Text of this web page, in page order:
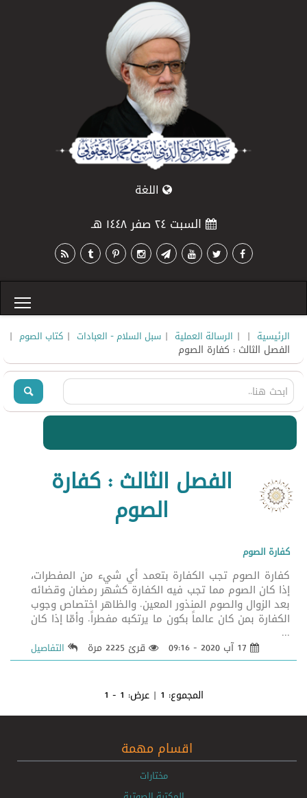
اللغة
السبت ٢٤ صفر ١٤٤٨ هـ
الرئيسية |
| الرسالة العملية | سبل السلام - العبادات | كتاب الصوم |
الفصل الثالث : كفارة الصوم
الفصل الثالث : كفارة
الصوم
كفارة الصوم
كفارة الصوم تجب الكفارة بتعمد أي شيء من المفطرات،
إذا كان الصوم مما تجب فيه الكفارة كشهر رمضان وقضائه
بعد الزوال والصوم المنذور المعين. والظاهر اختصاص وجوب
الكفارة بمن كان عالماً بكون ما يرتكبه مفطراً. وأمّا إذا كان
...
قرئ 2225 مرة التفاصيل
المجموع: 1 | عرض: 1 - 1
اقسام مهمة
مختارات